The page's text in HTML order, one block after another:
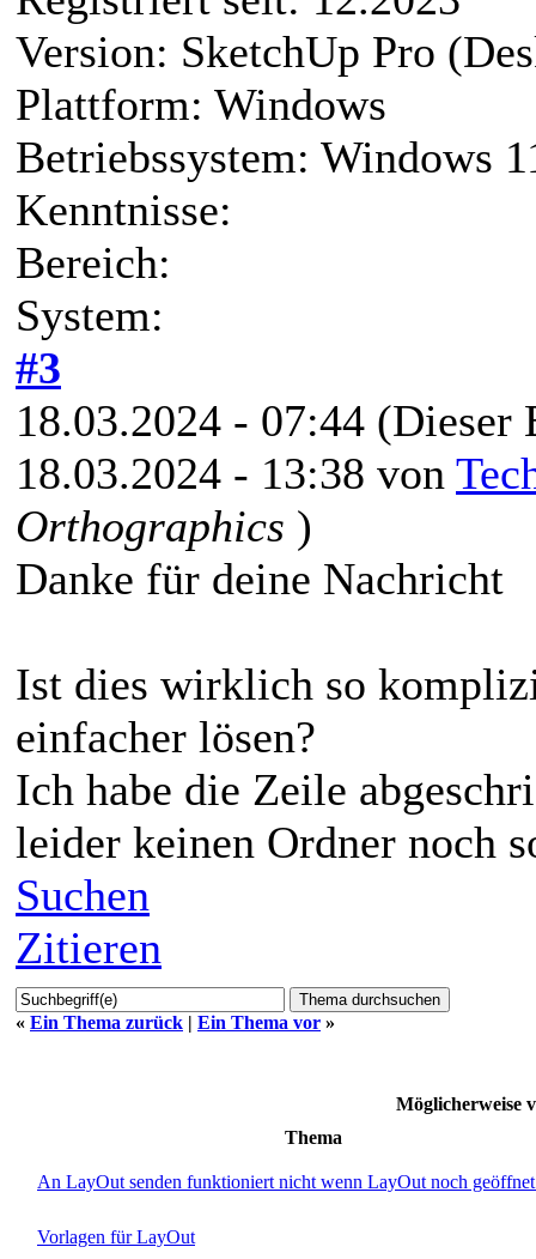
Version: SketchUp Pro
Plattform: Windows
Betriebssystem: Windows
Kenntnisse:
Bereich:
System:
#3
18.03.2024 - 07:44 (Dieser
18.03.2024 - 13:38 von
Orthographics )
Danke für deine Nachricht
Ist dies wirklich so
einfacher lösen?
Ich habe die Zeile
leider keinen Ordner noch
Suchen
Zitieren
« Ein Thema zurück | Ein Thema vor »
Möglicherweise
Thema
An LayOut senden funktioniert nicht wenn LayOut noch
Vorlagen für LayOut